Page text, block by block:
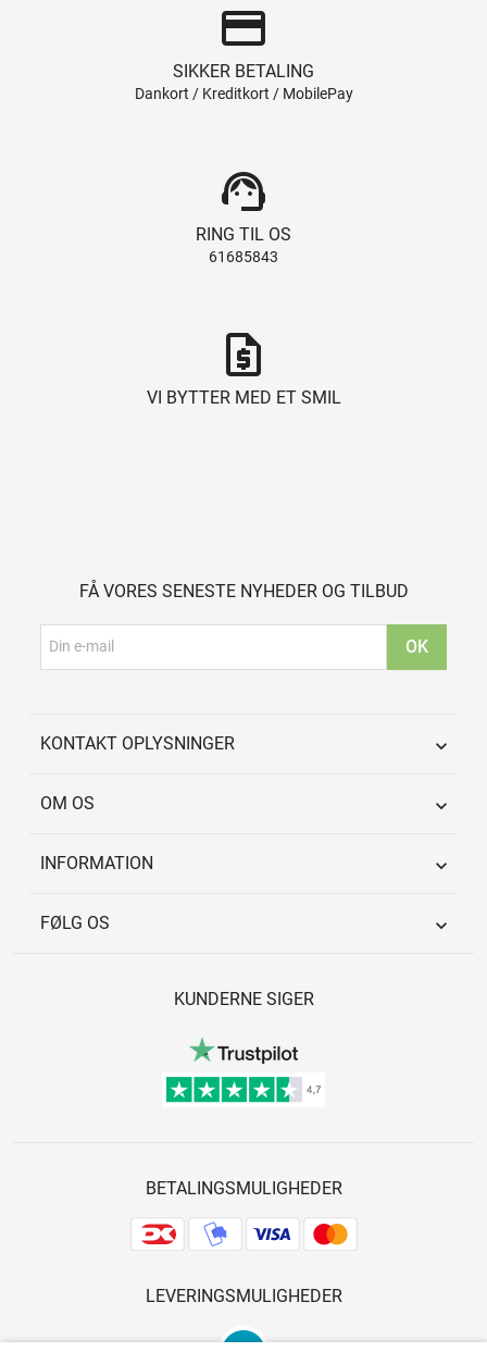
credit_card
SIKKER BETALING
Dankort / Kreditkort / MobilePay
support_agent
RING TIL OS
61685843
request_quote
VI BYTTER MED ET SMIL
FÅ VORES SENESTE NYHEDER OG TILBUD
KONTAKT OPLYSNINGER 
OM OS 
INFORMATION 
FØLG OS 
KUNDERNE SIGER
BETALINGSMULIGHEDER
LEVERINGSMULIGHEDER